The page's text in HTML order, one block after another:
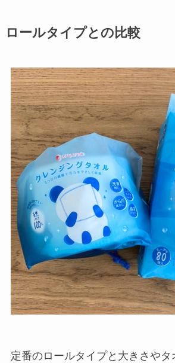
ロールタイプとの比較
定番のロールタイプと大きさやタ